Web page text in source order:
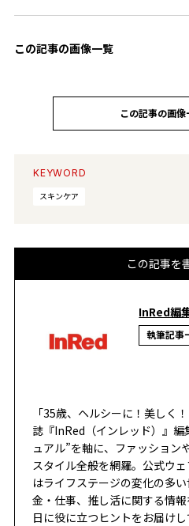
この記事の画像一覧
この記事の画像
KEYWORD
スキンケア
この記事を
InRed編
執筆記事
「35歳、ヘルシーに！美しく
誌『InRed（インレッド）』編
ュアル”を軸に、ファッション
スタイル全般を網羅。公式ウ
はライフステージの変化の多
金・仕事、推し活に関する情
日に役に立つヒントをお届けし